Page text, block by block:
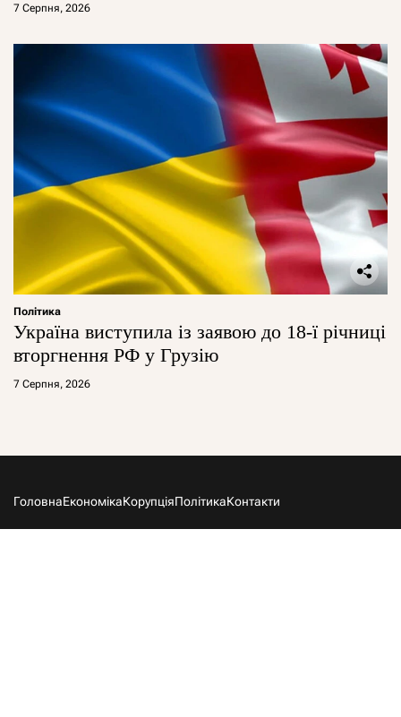
7 Серпня, 2026
Політика
Україна виступила із заявою до 18-ї річниці
вторгнення РФ у Грузію
7 Серпня, 2026
ГоловнаЕкономікаКорупціяПолітикаКонтакти